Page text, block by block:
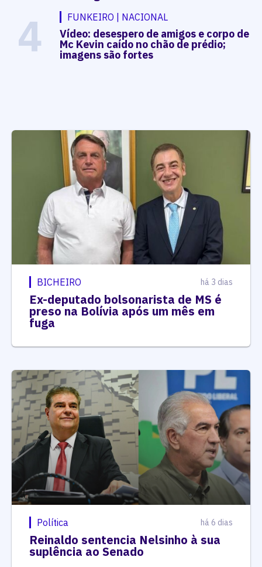
4 FUNKEIRO | NACIONAL
Vídeo: desespero de amigos e corpo de
Mc Kevin caído no chão de prédio;
imagens são fortes
BICHEIRO há 3 dias
Ex-deputado bolsonarista de MS é
preso na Bolívia após um mês em
fuga
Política há 6 dias
Reinaldo sentencia Nelsinho à sua
suplência ao Senado